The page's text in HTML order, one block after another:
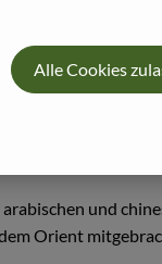
enthält
und
Orient
Alle Cookies